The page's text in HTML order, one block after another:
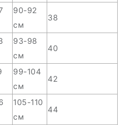
90-92
см
38
93-98
см
40
99-104
см
42
105-110
см
44